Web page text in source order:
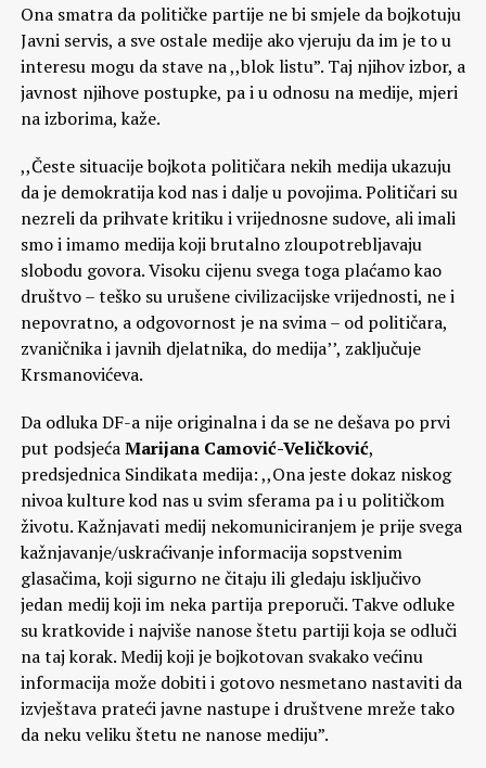
Ona smatra da političke partije ne bi smjele da bojkotuju
Javni servis, a sve ostale medije ako vjeruju da im je to u
interesu mogu da stave na ,,blok listu”. Taj njihov izbor, a
javnost njihove postupke, pa i u odnosu na medije, mjeri
na izborima, kaže.
,,Česte situacije bojkota političara nekih medija ukazuju
da je demokratija kod nas i dalje u povojima. Političari su
nezreli da prihvate kritiku i vrijednosne sudove, ali imali
smo i imamo medija koji brutalno zloupotrebljavaju
slobodu govora. Visoku cijenu svega toga plaćamo kao
društvo – teško su urušene civilizacijske vrijednosti, ne i
nepovratno, a odgovornost je na svima – od političara,
zvaničnika i javnih djelatnika, do medija’’, zaključuje
Krsmanovićeva.
Da odluka DF-a nije originalna i da se ne dešava po prvi
put podsjećaMarijana Camović-Veličković,
predsjednica Sindikata medija: ,,Ona jeste dokaz niskog
nivoa kulture kod nas u svim sferama pa i u političkom
životu. Kažnjavati medij nekomuniciranjem je prije svega
kažnjavanje/uskraćivanje informacija sopstvenim
glasačima, koji sigurno ne čitaju ili gledaju isključivo
jedan medij koji im neka partija preporuči. Takve odluke
su kratkovide i najviše nanose štetu partiji koja se odluči
na taj korak. Medij koji je bojkotovan svakako većinu
informacija može dobiti i gotovo nesmetano nastaviti da
izvještava prateći javne nastupe i društvene mreže tako
da neku veliku štetu ne nanose mediju”.